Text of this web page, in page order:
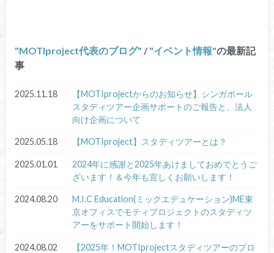
MOTIproject代表のブログ / イベント情報 の最新記
事
2025.11.18
【MOTIprojectからのお知らせ】シンガポール
スタディツアー企画サポートのご報告と、法人
向け企画について
2025.05.18 【MOTIproject】スタディツアーとは？
2025.01.01
2024年に感謝と2025年あけましておめでとうご
ざいます！＆今年も宜しくお願いします！
2024.08.20
M.I.C Education(ミックエデュケーション)ME東
京オフィスでモティプロジェクトのスタディツ
アーをサポート開始します！
2024.08.02
【2025年！MOTIprojectスタディツアーのプロ